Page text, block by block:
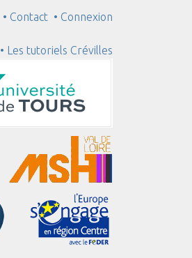
• Contact • Connexion
• Les tutoriels Crévilles